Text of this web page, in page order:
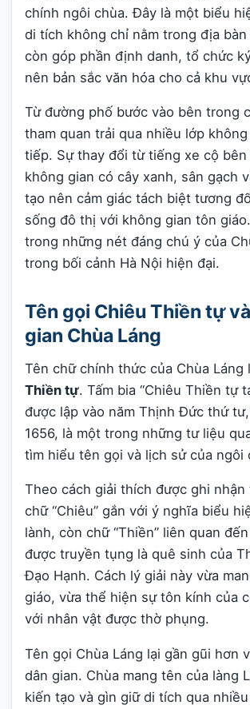
chính ngôi chùa. Đây là một biểu
di tích không chỉ nằm trong địa bàn
còn góp phần định danh, tổ chức
nên bản sắc văn hóa cho cả khu
Từ đường phố bước vào bên trong
tham quan trải qua nhiều lớp
tiếp. Sự thay đổi từ tiếng xe cộ bên
không gian có cây xanh, sân gạch
tạo nên cảm giác tách biệt tương
sống đô thị với không gian tôn
trong những nét đáng chú ý của
trong bối cảnh Hà Nội hiện đại.
Tên gọi Chiêu Thiền tự
gian Chùa Láng
Tên chữ chính thức của Chùa Láng
Thiền tự. Tấm bia “Chiêu Thiền tự
được lập vào năm Thịnh Đức thứ
1656, là một trong những tư liệu
tìm hiểu tên gọi và lịch sử của ngôi
Theo cách giải thích được ghi nhận
chữ “Chiêu” gắn với ý nghĩa biểu
lành, còn chữ “Thiền” liên quan
được truyền tụng là quê sinh của
Đạo Hạnh. Cách lý giải này vừa
giáo, vừa thể hiện sự tôn kính của
với nhân vật được thờ phụng.
Tên gọi Chùa Láng lại gần gũi hơn
dân gian. Chùa mang tên của làng
kiến tạo và gìn giữ di tích qua